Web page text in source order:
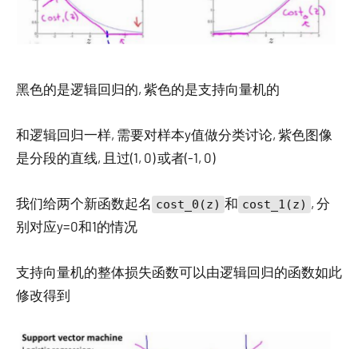
黑色的是逻辑回归的, 紫色的是支持向量机的
和逻辑回归一样, 需要对样本y值做分类讨论, 紫色图像
是分段的直线, 且过(1, 0) 或者(-1, 0)
我们给两个新函数起名 cost_0(z) 和 cost_1(z) , 分
别对应y=0和1的情况
支持向量机的整体损失函数可以由逻辑回归的函数如此
修改得到